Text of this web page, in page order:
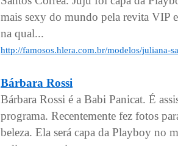
mais sexy do mundo pela revita VIP
na qual...
http://famosos.hlera.com.br/modelos/juliana-
Bárbara Rossi
Bárbara Rossi é a Babi Panicat. É
programa. Recentemente fez fotos
beleza. Ela será capa da Playboy no